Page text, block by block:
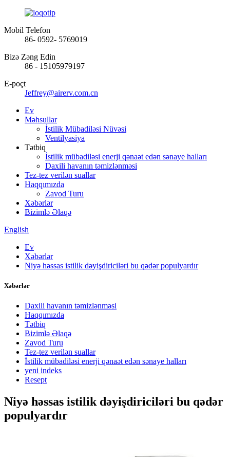
Mobil Telefon
86- 0592- 5769019
Bizə Zəng Edin
86 - 15105979197
E-poçt
Jeffrey@airerv.com.cn
Ev
Məhsullar
İstilik Mübadiləsi Nüvəsi
Ventilyasiya
Tətbiq
İstilik mübadiləsi enerji qənaət edən sənaye halları
Daxili havanın təmizlənməsi
Tez-tez verilən suallar
Haqqımızda
Zavod Turu
Xəbərlər
Bizimlə Əlaqə
English
Ev
Xəbərlər
Niyə həssas istilik dəyişdiriciləri bu qədər populyardır
Xəbərlər
Daxili havanın təmizlənməsi
Haqqımızda
Tətbiq
Bizimlə Əlaqə
Zavod Turu
Tez-tez verilən suallar
İstilik mübadiləsi enerji qənaət edən sənaye halları
yeni indeks
Resept
Niyə həssas istilik dəyişdiriciləri bu qədər
populyardır